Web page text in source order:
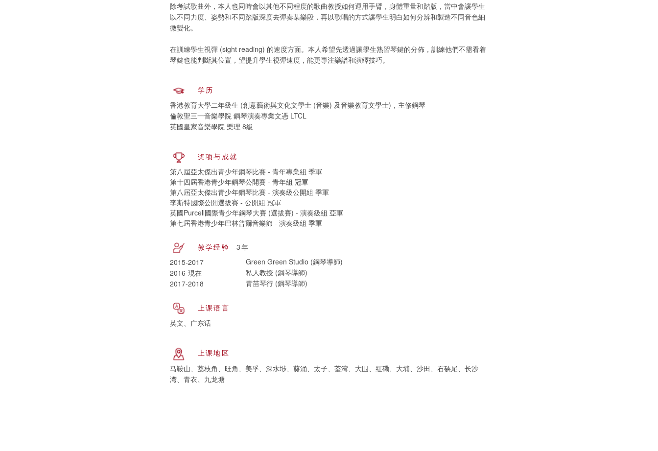
除考試歌曲外，本人也同時會以其他不同程度的歌曲教授如何運用手臂，身體重量和踏版，當中會讓學生
以不同力度、姿勢和不同踏版深度去彈奏某樂段，再以歌唱的方式讓學生明白如何分辨和製造不同音色細
微變化。
在訓練學生視彈 (sight reading) 的速度方面。本人希望先透過讓學生熟習琴鍵的分佈，訓練他們不需看着
琴鍵也能判斷其位置，望提升學生視彈速度，能更專注樂譜和演繹技巧。
学历
香港教育大學二年級生 (創意藝術與文化文學士 (音樂) 及音樂教育文學士)，主修鋼琴
倫敦聖三一音樂學院 鋼琴演奏專業文憑 LTCL
英國皇家音樂學院 樂理 8級
奖项与成就
第八屆亞太傑出青少年鋼琴比賽 - 青年專業組 季軍
第十四屆香港青少年鋼琴公開賽 - 青年組 冠軍
第八屆亞太傑出青少年鋼琴比賽 - 演奏級公開組 季軍
李斯特國際公開選拔賽 - 公開組 冠軍
英國Purcell國際青少年鋼琴大賽 (選拔賽) - 演奏級組 亞軍
第七屆香港青少年巴林普爾音樂節 - 演奏級組 季軍
教学经验
3年
2015-2017
Green Green Studio (鋼琴導師)
2016-現在
私人教授 (鋼琴導師)
2017-2018
青苗琴行 (鋼琴導師)
上课语言
英文、广东话
上课地区
马鞍山、荔枝角、旺角、美孚、深水埗、葵涌、太子、荃湾、大围、红磡、大埔、沙田、石硖尾、长沙
湾、青衣、九龙塘